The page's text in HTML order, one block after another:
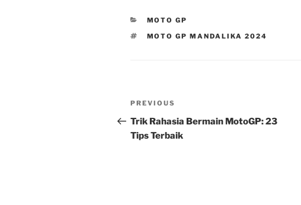
CATEGORIES
MOTO GP
TAGS
MOTO GP MANDALIKA 2024
Post
navigation
Previous
Post
PREVIOUS
Trik Rahasia Bermain MotoGP: 23
Tips Terbaik